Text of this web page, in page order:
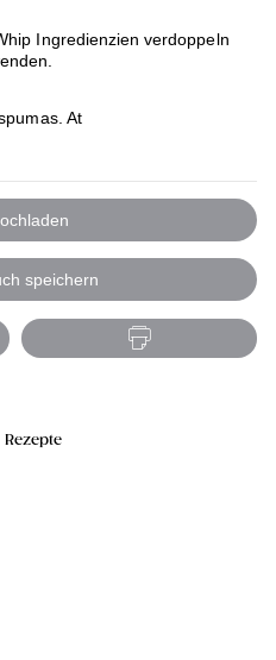
Ingredienzien verdoppeln
At
speichern